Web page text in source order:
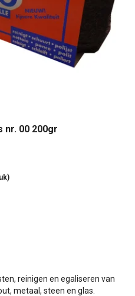
nr. 00 200gr
reinigen en egaliseren van
metaal, steen en glas.